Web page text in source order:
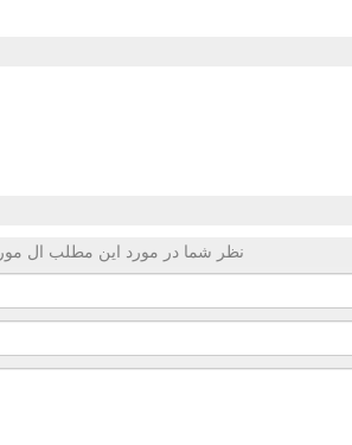
نظر شما در مورد این مطلب ال مور